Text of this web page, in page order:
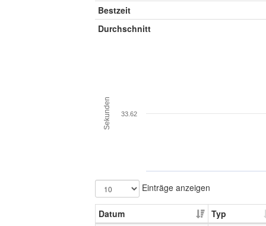
Bestzeit
Durchschnitt
Sekunden 33.62
Einträge anzeigen
Datum
Typ